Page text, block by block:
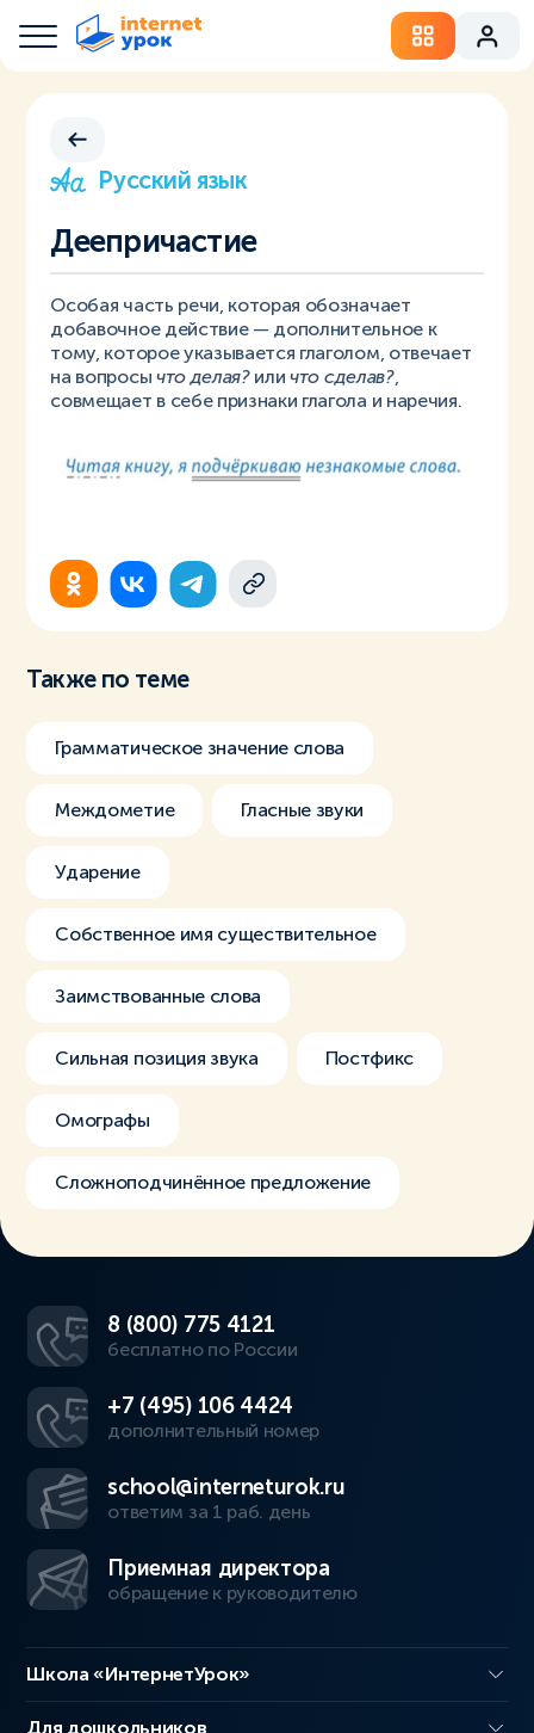
Русский язык
Деепричастие
Особая часть речи, которая обозначает
добавочное действие — дополнительное к
тому, которое указывается глаголом, отвечает
на вопросы что делая?иличто сделав?,
совмещает в себе признаки глагола и наречия.
Также по теме
Грамматическое значение слова
Междометие Гласные звуки
Ударение
Собственное имя существительное
Заимствованные слова
Сильная позиция звука Постфикс
Омографы
Сложноподчинённое предложение
8 (800) 775 4121
бесплатно по России
+7 (495) 106 4424
дополнительный номер
school@interneturok.ru
ответим за 1 раб. день
Приемная директора
обращение к руководителю
Школа «ИнтернетУрок»
Для дошкольников